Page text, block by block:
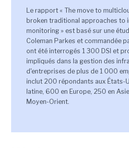
Le rapport « The move to
broken traditional approaches to
monitoring » est basé sur une
Coleman Parkes et commandée
ont été interrogés 1 300 DSI et
impliqués dans la gestion des
d'entreprises de plus de 1 000
inclut 200 répondants aux États-
latine, 600 en Europe, 250 en
Moyen-Orient.